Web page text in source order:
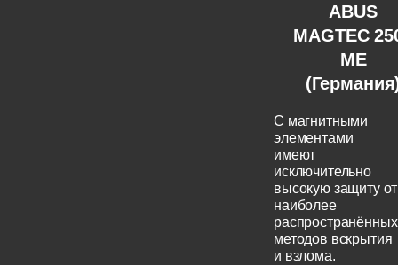
ABUS
MAGTEC
ME
C магнитными
элементами
имеют
исключительно
высокую защиту от
наиболее
распространённых
методов вскрытия
и взлома.